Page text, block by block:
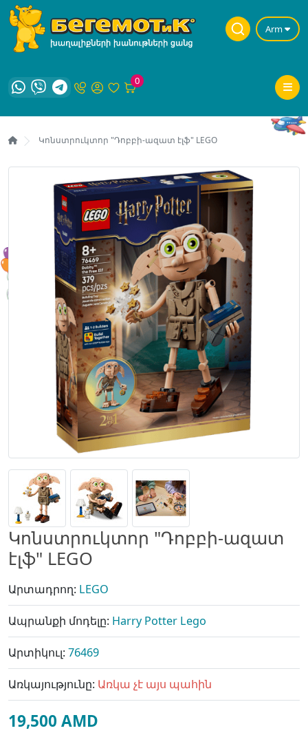
Arm
0
Կոնստրուկտոր "Դոբբի-ազատ էլֆ" LEGO
Կոնստրուկտոր "Դոբբի-ազատ
էլֆ" LEGO
Արտադրող: LEGO
Ապրանքի մոդելը: Harry Potter Lego
Արտիկուլ: 76469
Առկայությունը: Առկա չէ այս պահին
19,500 AMD